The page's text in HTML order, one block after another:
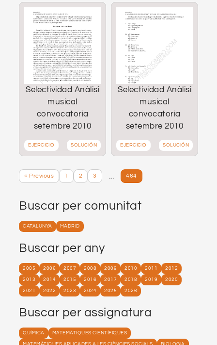
Selectividad Anàlisi
musical
convocatoria
setembre 2010
EJERCICIO SOLUCIÓN
Selectividad Anàlisi
musical
convocatoria
setembre 2010
EJERCICIO SOLUCIÓN
« Previous 1 2 3 ... 464
Buscar per comunitat
CATALUNYA MADRID
Buscar per any
2005 2006 2007 2008 2009 2010 2011 2012
2013 2014 2015 2016 2017 2018 2019 2020
2021 2022 2023 2024 2025 2026
Buscar per assignatura
QUÍMICA MATEMÀTIQUES CIENTÍFIQUES
MATEMÀTIQUES APLICADES A LES CIÈNCIES SOCIALS BIOLOGIA